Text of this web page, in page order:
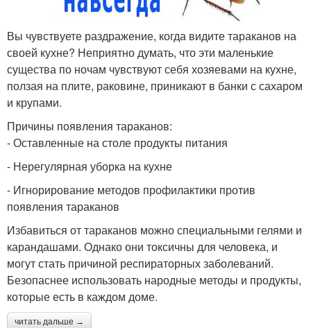
Вы чувствуете раздражение, когда видите тараканов на
своей кухне? Неприятно думать, что эти маленькие
существа по ночам чувствуют себя хозяевами на кухне,
ползая на плите, раковине, приникают в банки с сахаром
и крупами.
Причины появления тараканов:
- Оставленные на столе продукты питания
- Нерегулярная уборка на кухне
- Игнорирование методов профилактики против
появления тараканов
Избавиться от тараканов можно специальными гелями и
карандашами. Однако они токсичны для человека, и
могут стать причиной респираторных заболеваний.
Безопаснее использовать народные методы и продукты,
которые есть в каждом доме.
читать дальше →